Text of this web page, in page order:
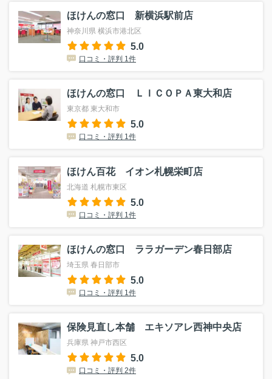
ほけんの窓口 新横浜駅前店
神奈川県 横浜市港北区
5.0
口コミ・評判 1件
ほけんの窓口 ＬＩＣＯＰＡ東大和店
東京都 東大和市
5.0
口コミ・評判 1件
ほけん百花 イオン札幌栄町店
北海道 札幌市東区
5.0
口コミ・評判 1件
ほけんの窓口 ララガーデン春日部店
埼玉県 春日部市
5.0
口コミ・評判 1件
保険見直し本舗 エキソアレ西神中央店
兵庫県 神戸市西区
5.0
口コミ・評判 2件